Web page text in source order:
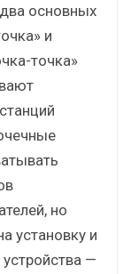
основных
и
точка»
но
установку и
—